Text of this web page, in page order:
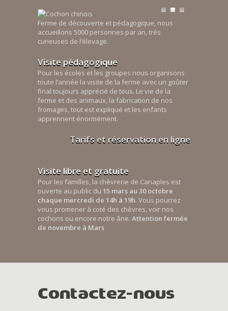
Ferme de découverte et pédagogique, nous
accueillons 5000 personnes par an, trés
curieuses de l’élevage.
Visite pédagogique
Pour les écoles et les groupes nous organisons
toute l’année la visite de la ferme avec un goûter
final toujours apprécié de tous. Le vie de la
ferme et des animaux, la fabrication de nos
fromages, tout est expliqué et les enfants
apprennent énormément.
Tarifs et réservation en ligne
Visite libre et gratuite
Pour les familles, la chèvrerie de Canaples est
ouverte au public du 15 mars au 30 octobre
chaque mercredi de 14h à 19h. Vous pourrez
vous promener à coté des chèvres, voir nos
cochons ou encore notre âne. Attention fermée
de novembre à Mars
Contactez-nous